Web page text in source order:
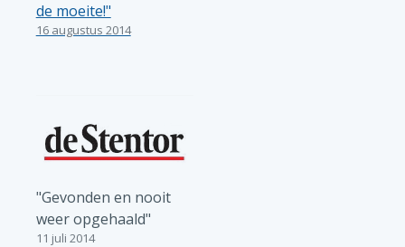
de moeite!"
16 augustus 2014
"Gevonden en nooit
weer opgehaald"
11 juli 2014